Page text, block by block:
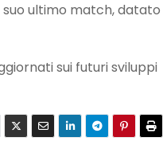
suo ultimo match, datato
sui futuri sviluppi